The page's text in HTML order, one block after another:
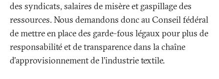
des syndicats, salaires de misère et gaspillage des
ressources. Nous demandons donc au Conseil fédéral
de mettre en place des garde-fous légaux pour plus de
responsabilité et de transparence dans la chaîne
d'approvisionnement de l'industrie textile.